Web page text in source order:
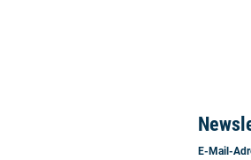
E-Mail-